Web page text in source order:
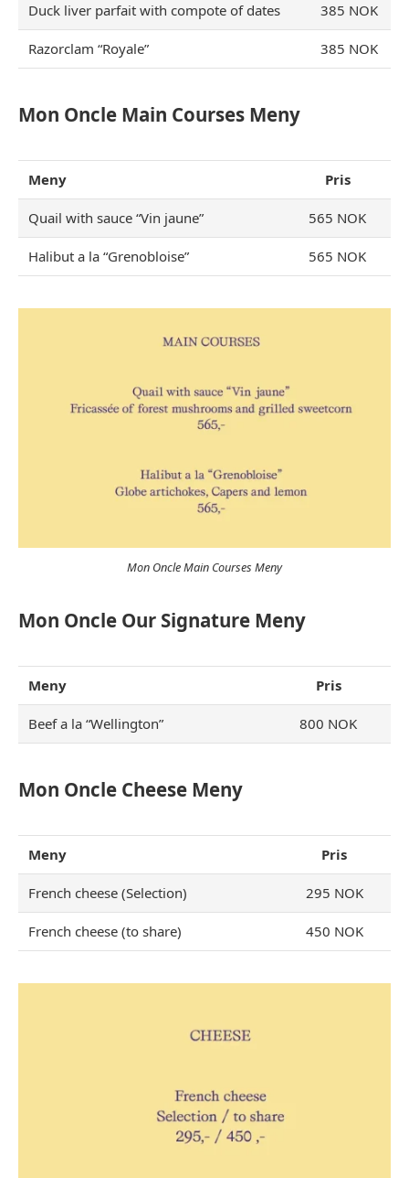
Duck liver parfait with compote of dates 385 NOK
Razorclam “Royale” 385 NOK
Mon Oncle Main Courses Meny
Meny Pris
Quail with sauce “Vin jaune” 565 NOK
Halibut a la “Grenobloise” 565 NOK
Mon Oncle Main Courses Meny
Mon Oncle Our Signature Meny
Meny Pris
Beef a la “Wellington” 800 NOK
Mon Oncle Cheese Meny
Meny Pris
French cheese (Selection) 295 NOK
French cheese (to share) 450 NOK